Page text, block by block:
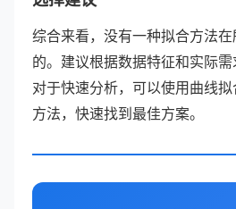
综合来看，没有一种拟合方法
的。建议根据数据特征和实际需
对于快速分析，可以使用曲线
方法，快速找到最佳方案。